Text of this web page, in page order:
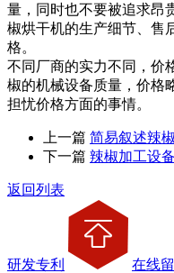
量，同时也不要被追求昂
椒烘干机的生产细节、售
格。
不同厂商的实力不同，价
椒的机械设备质量，价格
担忧价格方面的事情。
上一篇 简易叙述辣
下一篇 辣椒加工设
返回列表
研发专利 在线